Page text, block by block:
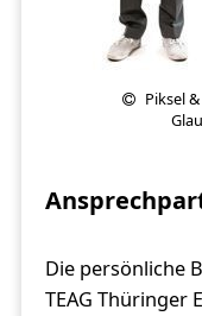
Piksel
Die persönliche
TEAG Thüringer